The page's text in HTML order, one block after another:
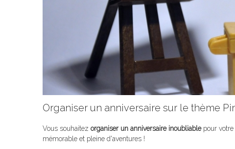
Organiser un anniversaire sur le thème
Vous souhaitez organiser un anniversaire inoubliablepour votre
mémorable et pleine d'aventures !